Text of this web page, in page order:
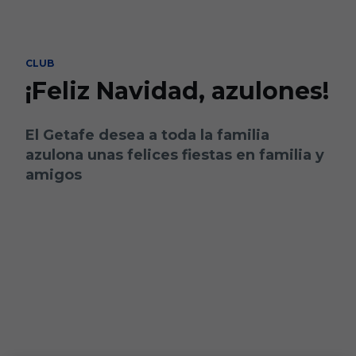
CLUB
¡Feliz Navidad, azulones!
El Getafe desea a toda la familia
azulona unas felices fiestas en familia y
amigos